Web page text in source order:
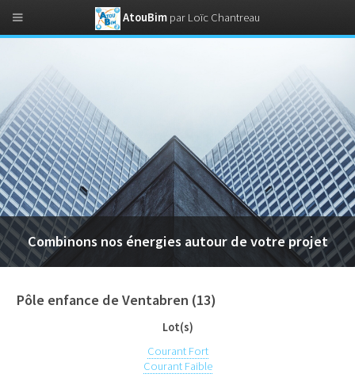
Combinons nos énergies autour de votre projet
Pôle enfance de Ventabren (13)
Lot(s)
Courant Fort
Courant Faible
AtouBim par Loïc Chantreau